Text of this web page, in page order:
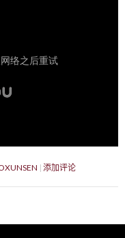
添加评论